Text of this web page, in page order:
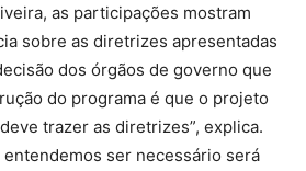
as participações mostram
sobre as diretrizes apresentadas
dos órgãos de governo que
do programa é que o projeto
trazer as diretrizes”, explica.
entendemos ser necessário será